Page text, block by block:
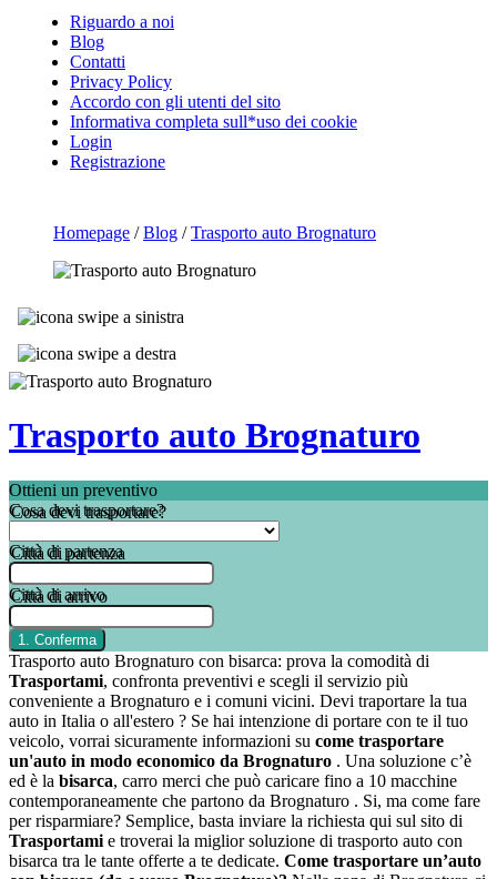
Riguardo a noi
Blog
Contatti
Privacy Policy
Accordo con gli utenti del sito
Informativa completa sull*uso dei cookie
Login
Registrazione
Homepage / Blog / Trasporto auto Brognaturo
Trasporto auto Brognaturo
Ottieni un preventivo
Cosa devi trasportare?
Città di partenza
Città di arrivo
Trasporto auto Brognaturo con bisarca: prova la comodità di
Trasportami, confronta preventivi e scegli il servizio più
conveniente a Brognaturo e i comuni vicini. Devi traportare la tua
auto in Italia o all'estero ? Se hai intenzione di portare con te il tuo
veicolo, vorrai sicuramente informazioni su come trasportare
un'auto in modo economico da Brognaturo . Una soluzione c’è
ed è la bisarca, carro merci che può caricare fino a 10 macchine
contemporaneamente che partono da Brognaturo . Si, ma come fare
per risparmiare? Semplice, basta inviare la richiesta qui sul sito di
Trasportami e troverai la miglior soluzione di trasporto auto con
bisarca tra le tante offerte a te dedicate. Come trasportare un’auto